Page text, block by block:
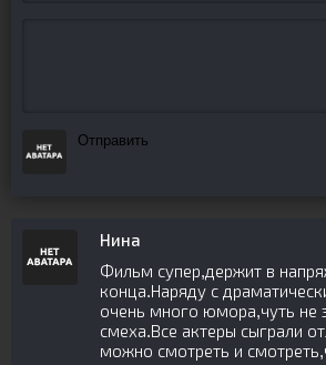
Отправить
Нина
Фильм супер,держит в
конца.Наряду с
очень много юмора,чуть не
смеха.Все актеры сыграли
можно смотреть и